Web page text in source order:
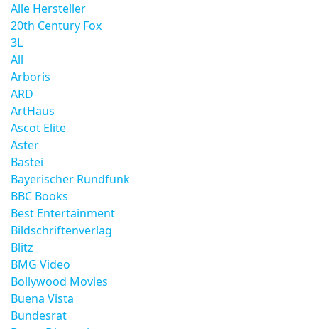
Alle Hersteller
20th Century Fox
3L
All
Arboris
ARD
ArtHaus
Ascot Elite
Aster
Bastei
Bayerischer Rundfunk
BBC Books
Best Entertainment
Bildschriftenverlag
Blitz
BMG Video
Bollywood Movies
Buena Vista
Bundesrat